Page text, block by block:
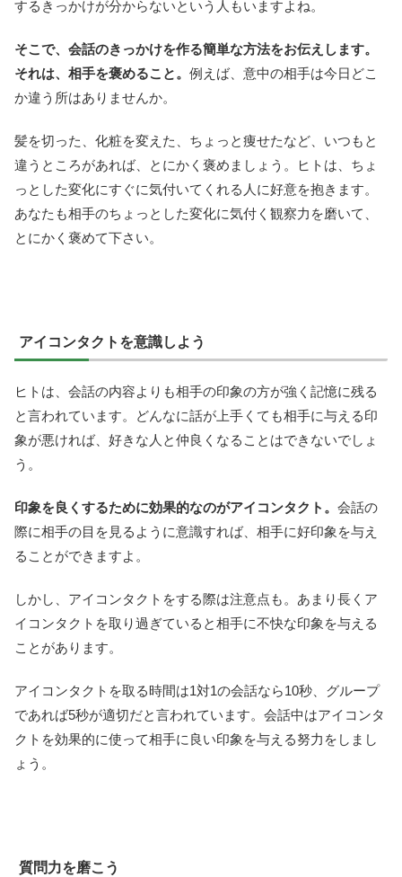
するきっかけが分からないという人もいますよね。
そこで、会話のきっかけを作る簡単な方法をお伝えします。
それは、相手を褒めること。 例えば、意中の相手は今日どこ
か違う所はありませんか。
髪を切った、化粧を変えた、ちょっと痩せたなど、いつもと
違うところがあれば、とにかく褒めましょう。ヒトは、ちょ
っとした変化にすぐに気付いてくれる人に好意を抱きます。
あなたも相手のちょっとした変化に気付く観察力を磨いて、
とにかく褒めて下さい。
アイコンタクトを意識しよう
ヒトは、会話の内容よりも相手の印象の方が強く記憶に残る
と言われています。どんなに話が上手くても相手に与える印
象が悪ければ、好きな人と仲良くなることはできないでしょ
う。
印象を良くするために効果的なのがアイコンタクト。 会話の
際に相手の目を見るように意識すれば、相手に好印象を与え
ることができますよ。
しかし、アイコンタクトをする際は注意点も。あまり長くア
イコンタクトを取り過ぎていると相手に不快な印象を与える
ことがあります。
アイコンタクトを取る時間は1対1の会話なら10秒、グループ
であれば5秒が適切だと言われています。会話中はアイコンタ
クトを効果的に使って相手に良い印象を与える努力をしまし
ょう。
質問力を磨こう